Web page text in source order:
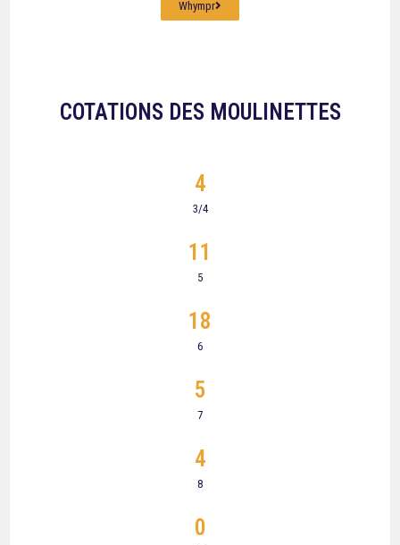
Whympr
COTATIONS DES MOULINETTES
3/4
4
5
11
6
18
7
5
8
4
0